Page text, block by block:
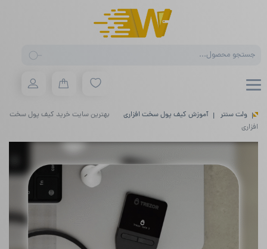
search
ولت سنتر آموزش کیف پول سخت افزاری
بهترین سایت خرید کیف پول سخت
افزاری